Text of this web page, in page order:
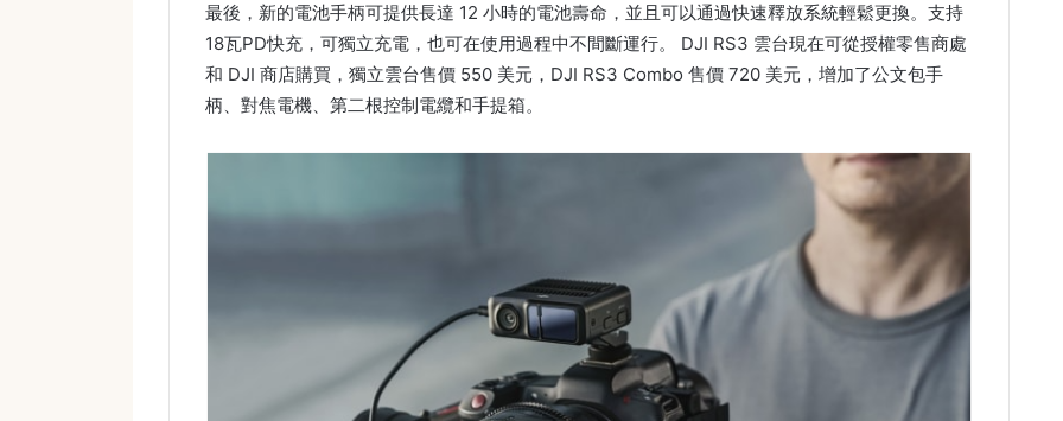
最後，新的電池手柄可提供長達 12 小時的電池壽命，並且可以通過快速釋放系統輕鬆更換。支持
18瓦PD快充，可獨立充電，也可在使用過程中不間斷運行。 DJI RS3 雲台現在可從授權零售商處
和 DJI 商店購買，獨立雲台售價 550 美元，DJI RS3 Combo 售價 720 美元，增加了公文包手
柄、對焦電機、第二根控制電纜和手提箱。